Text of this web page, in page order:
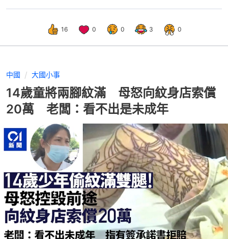
16 0 0 3 0
中國 大國小事
14歲童將兩腳紋滿 母怒向紋身店索償
20萬 老闆：看不出是未成年